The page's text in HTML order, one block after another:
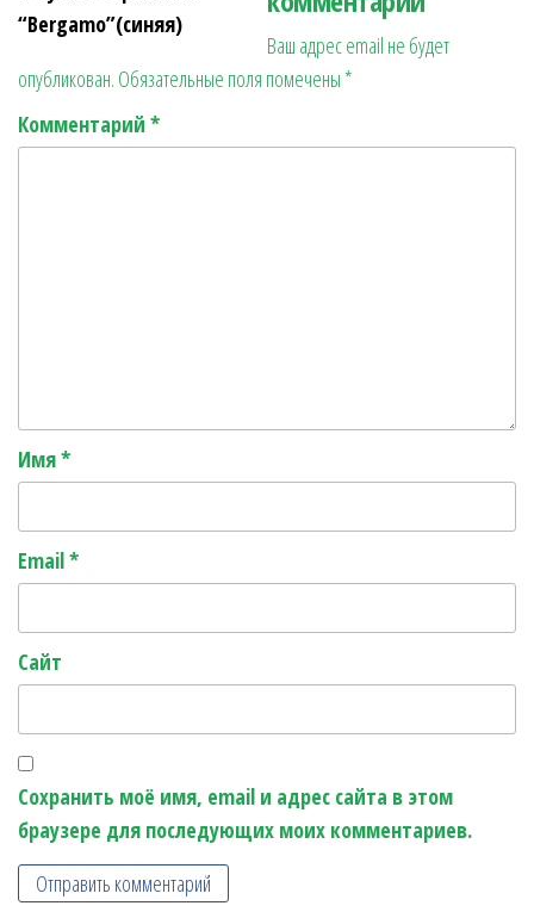
“Bergamo”(синяя)
Ваш адрес email не будет
опубликован. Обязательные поля помечены *
Комментарий *
Имя*
Email*
Сайт
Сохранить моё имя, email и адрес сайта в этом
браузере для последующих моих комментариев.